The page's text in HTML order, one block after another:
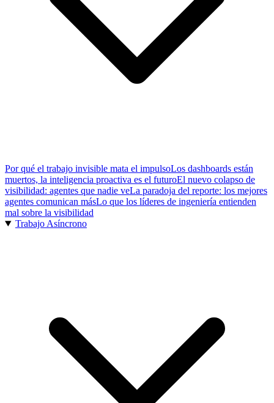
Por qué el trabajo invisible mata el impulsoLos dashboards están
muertos, la inteligencia proactiva es el futuroEl nuevo colapso de
visibilidad: agentes que nadie veLa paradoja del reporte: los mejores
agentes comunican másLo que los líderes de ingeniería entienden
mal sobre la visibilidad
Trabajo Asíncrono